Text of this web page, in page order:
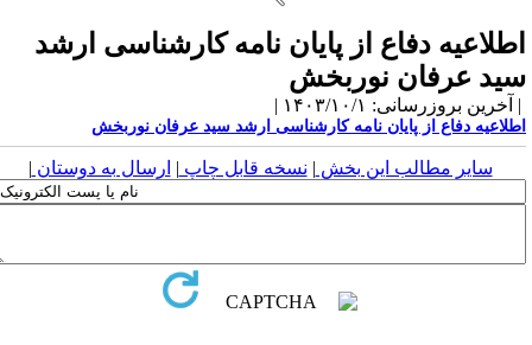
دفاع از پایان نامه کارشناسی ارشد
عرفان نوربخش
بروزرسانی: ۱۴۰۳/۱۰/۱ |
دفاع از پایان نامه کارشناسی ارشد سید عرفان نوربخش
سایر مطالب این بخش | نسخه قابل چاپ| ارسال به دوستان|